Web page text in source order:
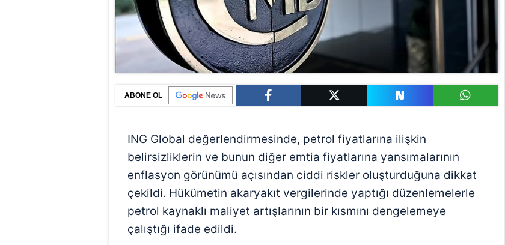
ABONE OL
ING Global değerlendirmesinde, petrol fiyatlarına ilişkin
belirsizliklerin ve bunun diğer emtia fiyatlarına yansımalarının
enflasyon görünümü açısından ciddi riskler oluşturduğuna dikkat
çekildi. Hükümetin akaryakıt vergilerinde yaptığı düzenlemelerle
petrol kaynaklı maliyet artışlarının bir kısmını dengelemeye
çalıştığı ifade edildi.